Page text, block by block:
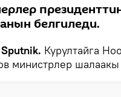
белгиледи.
Курултайга
министрлер